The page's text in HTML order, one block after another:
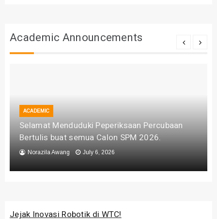
Academic Announcements
ACADEMIC
Selamat Menduduki Peperiksaan Percubaan
Bertulis buat semua Calon SPM 2026.
Norazila Awang July 6, 2026
Jejak Inovasi Robotik di WTC!